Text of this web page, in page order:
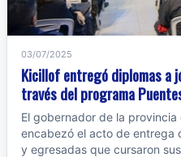
03/07/2025
Kicillof entregó diplomas a
través del programa
El gobernador de la provincia
encabezó el acto de entrega
y egresadas que cursaron